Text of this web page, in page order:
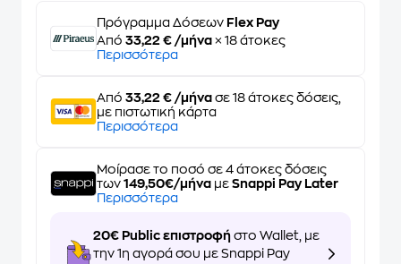
Πρόγραμμα Δόσεων Flex Pay
Από 33,22 € /μήνα × 18 άτοκες
Περισσότερα
Από 33,22 € /μήνα σε 18 άτοκες δόσεις,
με πιστωτική κάρτα
Περισσότερα
Μοίρασε το ποσό σε 4 άτοκες δόσεις
των 149,50€/μήνα με Snappi Pay Later
Περισσότερα
20€ Public επιστροφή στο Wallet, με
την 1η αγορά σου με Snappi Pay